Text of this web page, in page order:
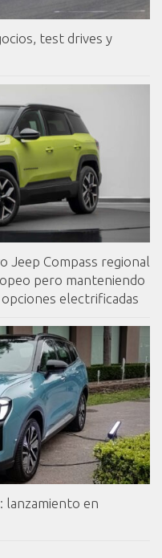
test drives y
Jeep Compass regional
pero manteniendo
electrificadas
lanzamiento en